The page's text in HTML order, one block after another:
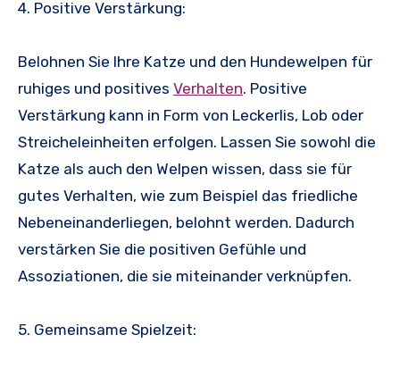
4. Positive Verstärkung:
Belohnen Sie Ihre Katze und den Hundewelpen für
ruhiges und positives Verhalten. Positive
Verstärkung kann in Form von Leckerlis, Lob oder
Streicheleinheiten erfolgen. Lassen Sie sowohl die
Katze als auch den Welpen wissen, dass sie für
gutes Verhalten, wie zum Beispiel das friedliche
Nebeneinanderliegen, belohnt werden. Dadurch
verstärken Sie die positiven Gefühle und
Assoziationen, die sie miteinander verknüpfen.
5. Gemeinsame Spielzeit: